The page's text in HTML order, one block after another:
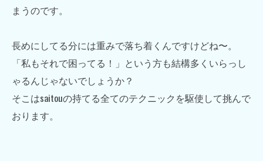
まうのです。
長めにしてる分には重みで落ち着くんですけどね〜。
「私もそれで困ってる！」という方も結構多くいらっし
ゃるんじゃないでしょうか？
そこはsaitouの持てる全てのテクニックを駆使して挑んで
おります。